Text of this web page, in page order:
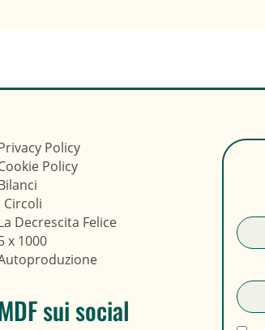
Policy
Policy
Circoli
Decrescita Felice
x 1000
sui social